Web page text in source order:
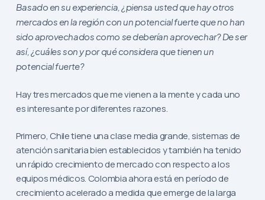
Basado en su experiencia, ¿piensa usted que hay otros
mercados en la región con un potencial fuerte que no han
sido aprovechados como se deberían aprovechar? De ser
así, ¿cuáles son y por qué considera que tienen un
potencial fuerte?
Hay tres mercados que me vienen a la mente y cada uno
es interesante por diferentes razones.
Primero, Chile tiene una clase media grande, sistemas de
atención sanitaria bien establecidos y también ha tenido
un rápido crecimiento de mercado con respecto a los
equipos médicos. Colombia ahora está en período de
crecimiento acelerado a medida que emerge de la larga